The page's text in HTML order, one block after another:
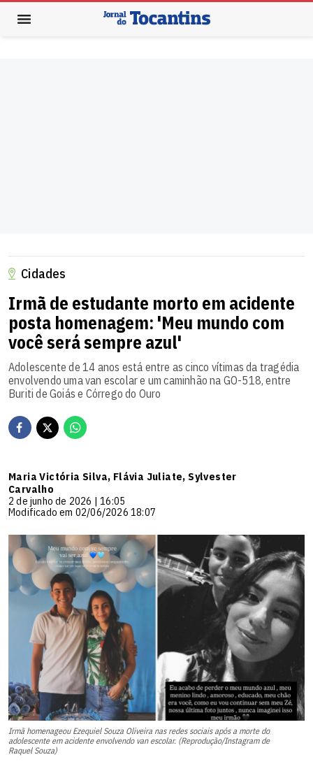
Cidades
Irmã de estudante morto em acidente
posta homenagem: 'Meu mundo com
você será sempre azul'
Adolescente de 14 anos está entre as cinco vítimas da tragédia
envolvendo uma van escolar e um caminhão na GO-518, entre
Buriti de Goiás e Córrego do Ouro
Maria Victória Silva, Flávia Juliate, Sylvester
Carvalho
2 de junho de 2026 | 16:05
Modificado em 02/06/2026 18:07
Irmã homenageou Ezequiel Souza Oliveira nas redes sociais após a morte do
adolescente em acidente envolvendo van escolar. (Reprodução/Instagram de
Raquel Souza)